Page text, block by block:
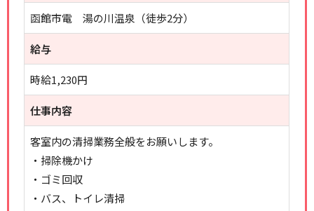
函館市電 湯の川温泉（徒歩2分）
給与
時給1,230円
仕事内容
客室内の清掃業務全般をお願いします。
・掃除機かけ
・ゴミ回収
・バス、トイレ清掃